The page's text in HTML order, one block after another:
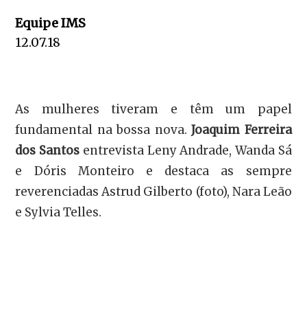
Equipe IMS
12.07.18
As mulheres tiveram e têm um papel
fundamental na bossa nova.Joaquim Ferreira
dos Santos entrevista Leny Andrade, Wanda Sá
e Dóris Monteiro e destaca as sempre
reverenciadas Astrud Gilberto (foto), Nara Leão
e Sylvia Telles.